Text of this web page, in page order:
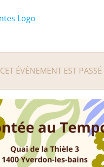
CET ÉVÈNEMENT EST PASSÉ